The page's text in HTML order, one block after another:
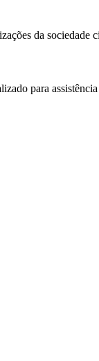
da sociedade
para